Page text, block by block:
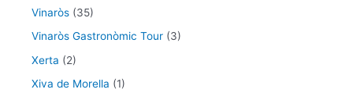
Vinaròs (35)
Vinaròs Gastronòmic Tour (3)
Xerta (2)
Xiva de Morella (1)